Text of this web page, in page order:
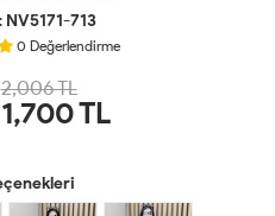
NV5171-713
0 Değerlendirme
2,006 TL
1,700TL